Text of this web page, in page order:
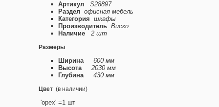
Артикул
S28897
Раздел офисная мебель
Категория шкафы
Производитель Виско
Наличие
2 шт
Размеры
Ширина
600 мм
Высота
2030 мм
Глубина
430 мм
Цвет (в наличии)
'орех' =1 шт